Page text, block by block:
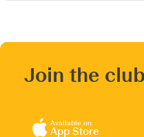
Join the
Available on
App Store